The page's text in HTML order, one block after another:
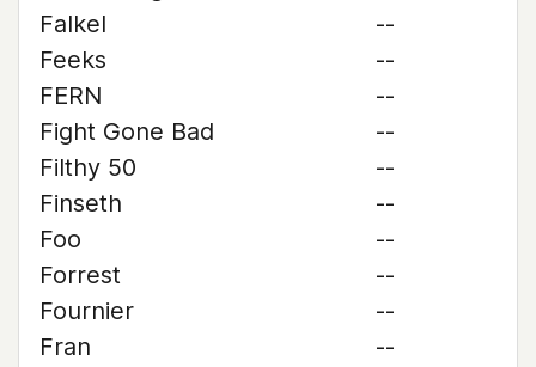
Falkel
--
Feeks
--
FERN
--
Fight Gone Bad
--
Filthy 50
--
Finseth
--
Foo
--
Forrest
--
Fournier
--
Fran
--